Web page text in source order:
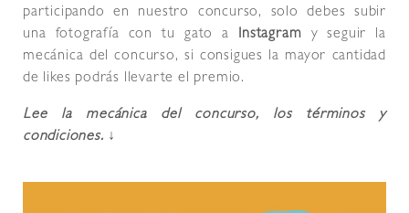
participando en nuestro concurso, solo debes subir
una fotografía con tu gato a Instagram y seguir la
mecánica del concurso, si consigues la mayor cantidad
de likes podrás llevarte el premio.
Lee la mecánica del concurso, los términos y
condiciones. ↓